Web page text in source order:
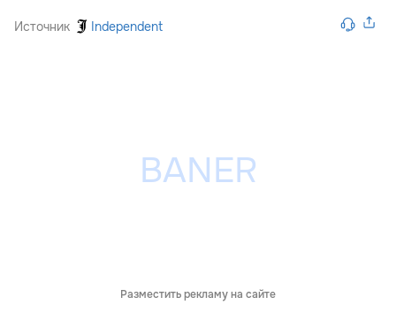
Источник Independent
Разместить рекламу на сайте